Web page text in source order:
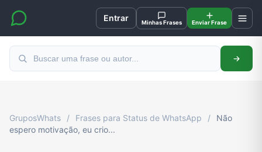
Entrar Minhas Frases Enviar Frase
GruposWhats / Frases para Status de WhatsApp /
Não
espero motivação, eu crio...